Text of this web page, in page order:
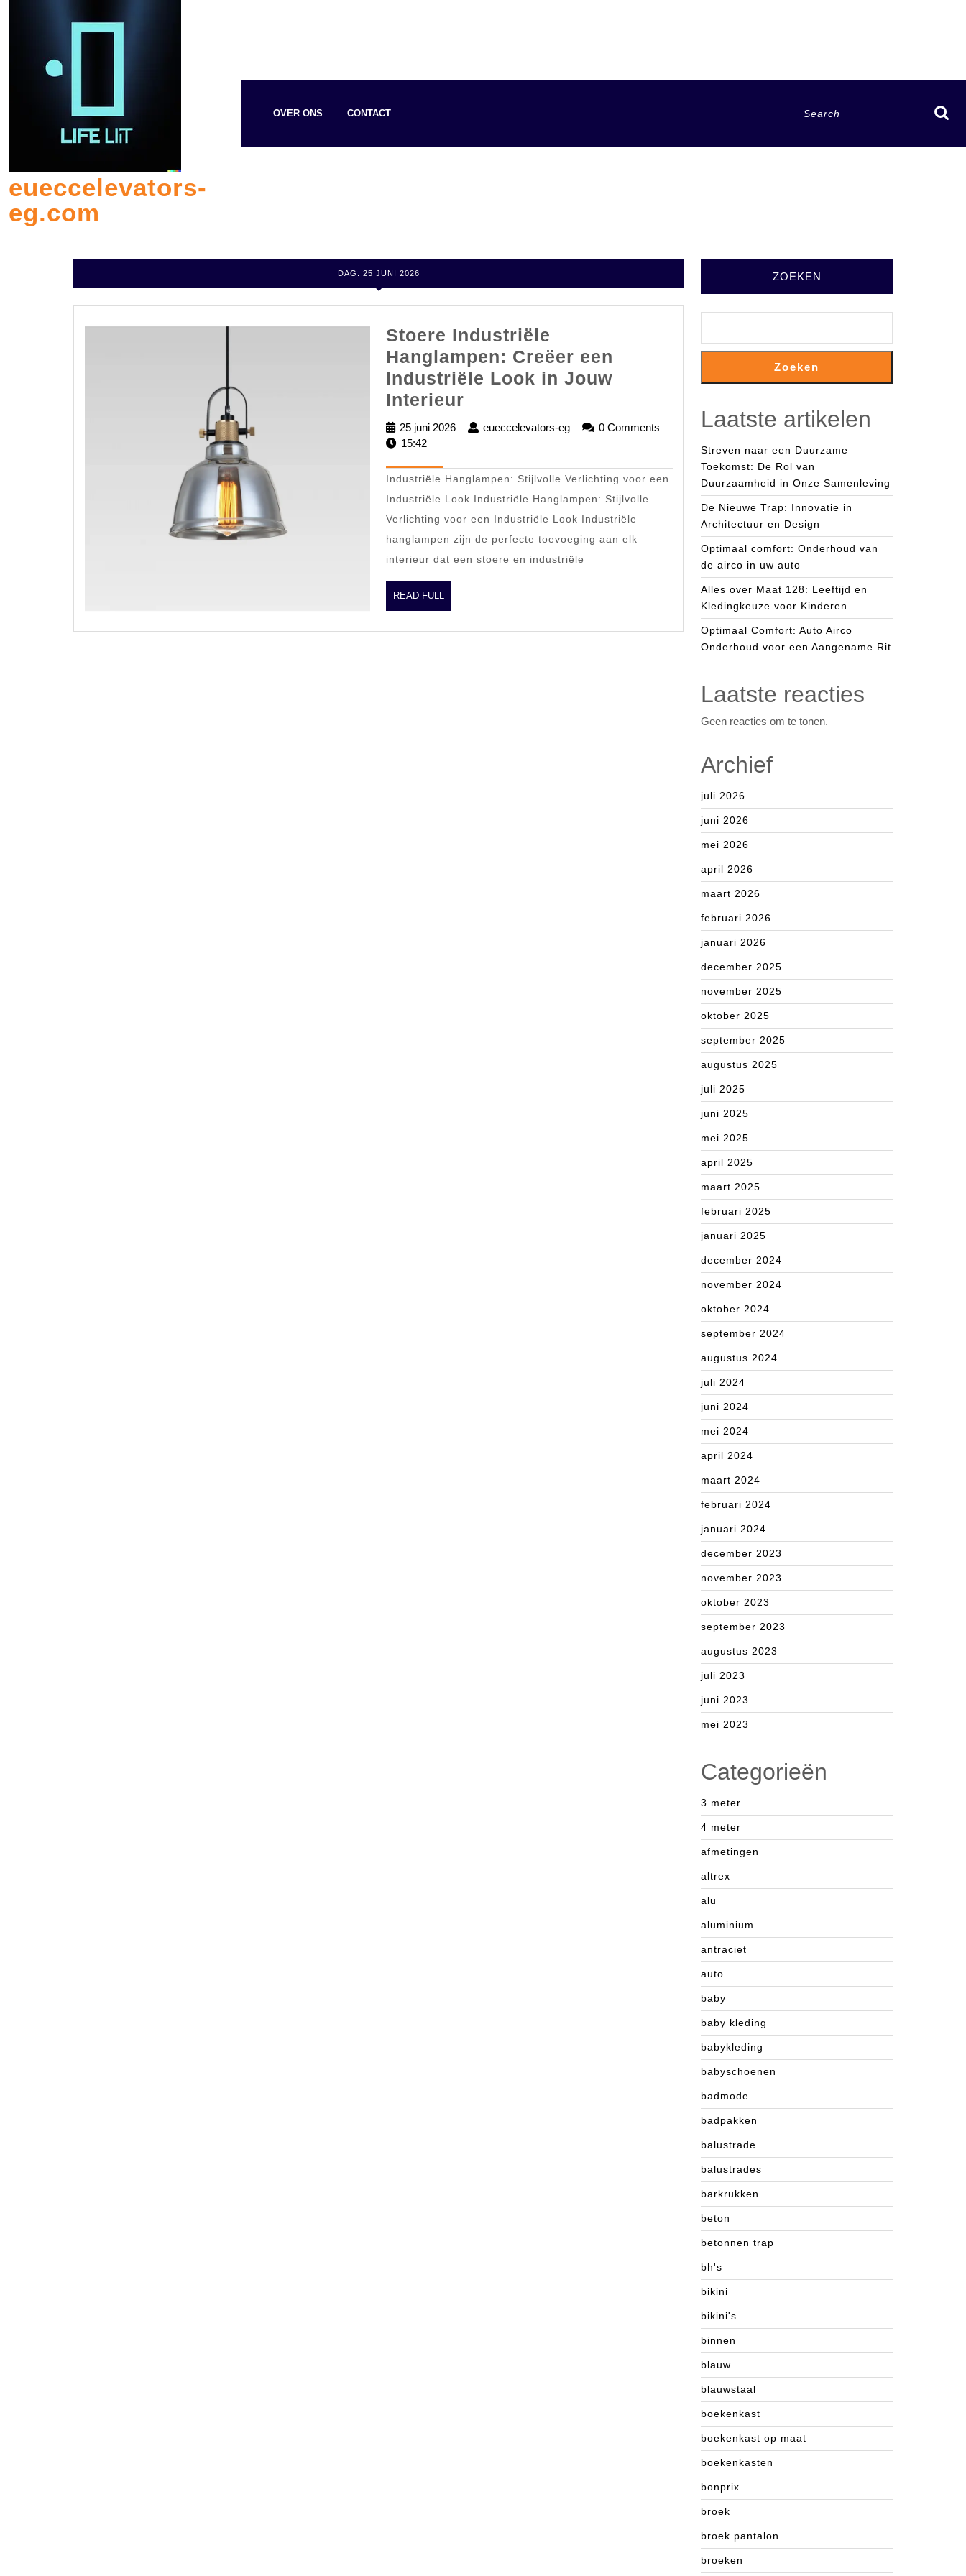
eueccelevators-
eg.com
OVER ONS CONTACT
DAG: 25 JUNI 2026
Stoere Industriële
Hanglampen: Creëer een
Industriële Look in Jouw
InterieurStoere
Industriële
Creëer
een
Industriële
Look
in
25 juni 2026
25
eueccelevators-eg
eueccelevators-
0 Comments
15:42
Industriële Hanglampen: Stijlvolle Verlichting voor een
Industriële Look Industriële Hanglampen: Stijlvolle
Verlichting voor een Industriële Look Industriële
hanglampen zijn de perfecte toevoeging aan elk
interieur dat een stoere en industriële
READ FULL
FULL
ZOEKEN
Zoeken
Laatste artikelen
Streven naar een Duurzame
Toekomst: De Rol van
Duurzaamheid in Onze Samenleving
De Nieuwe Trap: Innovatie in
Architectuur en Design
Optimaal comfort: Onderhoud van
de airco in uw auto
Alles over Maat 128: Leeftijd en
Kledingkeuze voor Kinderen
Optimaal Comfort: Auto Airco
Onderhoud voor een Aangename Rit
Laatste reacties
Geen reacties om te tonen.
Archief
juli 2026
juni 2026
mei 2026
april 2026
maart 2026
februari 2026
januari 2026
december 2025
november 2025
oktober 2025
september 2025
augustus 2025
juli 2025
juni 2025
mei 2025
april 2025
maart 2025
februari 2025
januari 2025
december 2024
november 2024
oktober 2024
september 2024
augustus 2024
juli 2024
juni 2024
mei 2024
april 2024
maart 2024
februari 2024
januari 2024
december 2023
november 2023
oktober 2023
september 2023
augustus 2023
juli 2023
juni 2023
mei 2023
Categorieën
3 meter
4 meter
afmetingen
altrex
alu
aluminium
antraciet
auto
baby
baby kleding
babykleding
babyschoenen
badmode
badpakken
balustrade
balustrades
barkrukken
beton
betonnen trap
bh's
bikini
bikini's
binnen
blauw
blauwstaal
boekenkast
boekenkast op maat
boekenkasten
bonprix
broek
broek pantalon
broeken